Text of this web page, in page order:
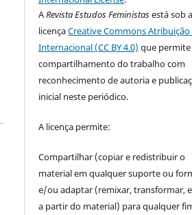
ARevista Estudos Feministasestá sob a
licençaCreative Commons Atribuição
Internacional (CC BY 4.0) que
compartilhamento do trabalho com
reconhecimento de autoria e
inicial neste periódico.
A licença permite:
Compartilhar (copiar e redistribuir o
material em qualquer suporte ou
e/ou adaptar (remixar, transformar,
a partir do material) para qualquer